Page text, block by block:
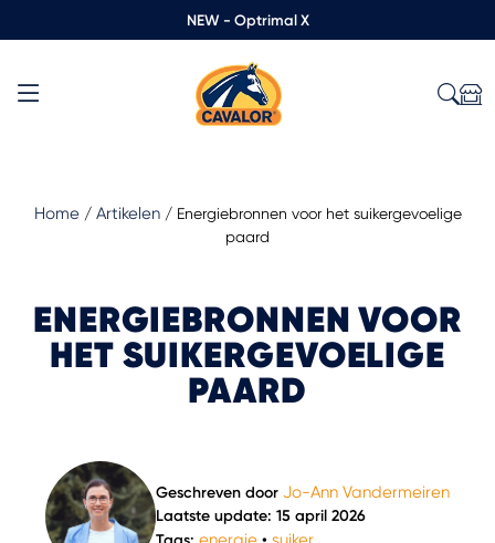
NEW - Optrimal X
Home/ Artikelen/ Energiebronnen voor het suikergevoelige
paard
ENERGIEBRONNEN VOOR
HET SUIKERGEVOELIGE
PAARD
Geschreven door Jo-Ann Vandermeiren
Laatste update: 15 april 2026